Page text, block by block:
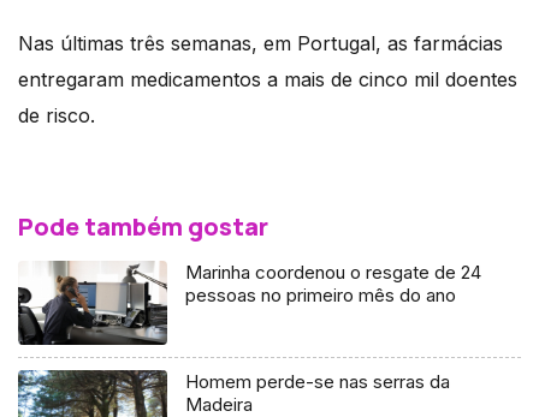
Nas últimas três semanas, em Portugal, as farmácias
entregaram medicamentos a mais de cinco mil doentes
de risco.
Pode também gostar
Marinha coordenou o resgate de 24
pessoas no primeiro mês do ano
Homem perde-se nas serras da
Madeira